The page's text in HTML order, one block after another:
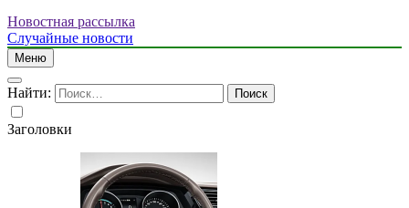
Новостная рассылка
Случайные новости
Меню
Найти:
Заголовки